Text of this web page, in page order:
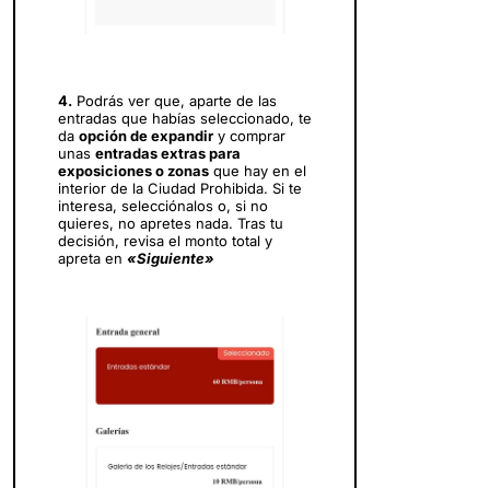
4.Podrás ver que, aparte de las
entradas que habías seleccionado, te
da opción de expandiry comprar
unas entradas extras para
exposiciones o zonasque hay en el
interior de la Ciudad Prohibida. Si te
interesa, selecciónalos o, si no
quieres, no apretes nada. Tras tu
decisión, revisa el monto total y
apreta en «Siguiente»